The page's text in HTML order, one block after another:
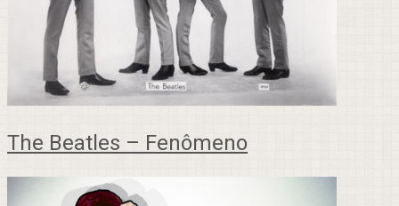
The Beatles – Fenômeno